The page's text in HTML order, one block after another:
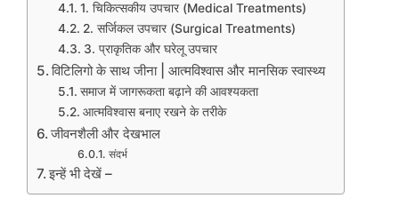
1. चिकित्सकीय उपचार (Medical Treatments)
2. सर्जिकल उपचार (Surgical Treatments)
3. प्राकृतिक और घरेलू उपचार
विटिलिगो के साथ जीना | आत्मविश्वास और मानसिक स्वास्थ्य
समाज में जागरूकता बढ़ाने की आवश्यकता
आत्मविश्वास बनाए रखने के तरीके
जीवनशैली और देखभाल
संदर्भ
इन्हें भी देखें –